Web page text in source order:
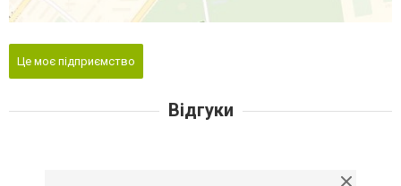
Це моє підприємство
Відгуки